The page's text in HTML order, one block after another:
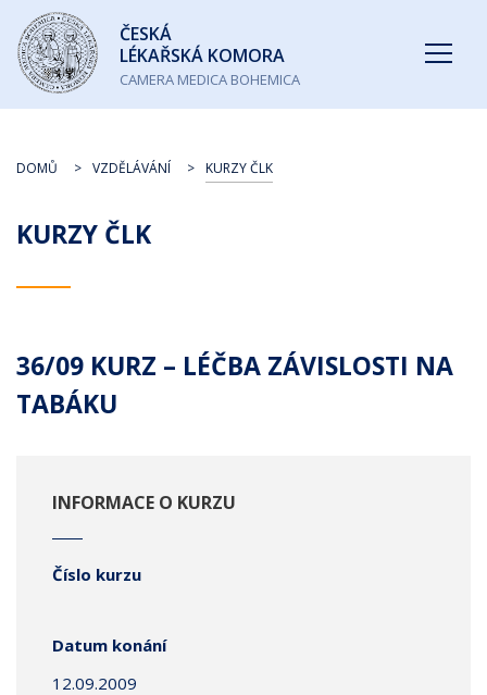
Česká
lékařská
komora
ČESKÁ
LÉKAŘSKÁ KOMORA
CAMERA MEDICA BOHEMICA
KURZY ČLK
DOMŮ VZDĚLÁVÁNÍ KURZY ČLK
36/09 KURZ – LÉČBA ZÁVISLOSTI NA
TABÁKU
INFORMACE O KURZU
Číslo kurzu
Datum konání
12.09.2009